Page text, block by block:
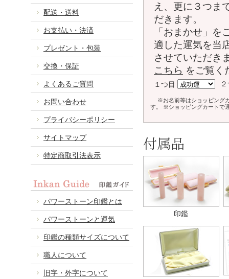
え、更に３つま
だきます。
「おまかせ」を
適した運気を当
させていただき
こちら をご覧く
１つ目
※お名前等はショッピング
す。 ※ショッピングカートで
付属品
印鑑
配送・送料
お支払い・決済
プレゼント・包装
交換・保証
よくあるご質問
お問い合わせ
プライバシーポリシー
サイトマップ
特定商取引法表示
パワーストーン印鑑とは
パワーストーンと運気
印鑑の種類サイズについて
職人について
旧字・外字について